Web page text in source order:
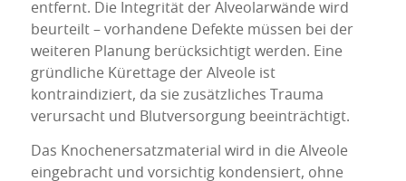
entfernt. Die Integrität der Alveolarwände wird
beurteilt – vorhandene Defekte müssen bei der
weiteren Planung berücksichtigt werden. Eine
gründliche Kürettage der Alveole ist
kontraindiziert, da sie zusätzliches Trauma
verursacht und Blutversorgung beeinträchtigt.
Das Knochenersatzmaterial wird in die Alveole
eingebracht und vorsichtig kondensiert, ohne